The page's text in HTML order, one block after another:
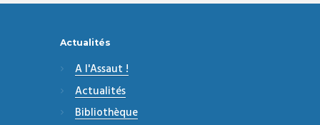
Actualités
A l'Assaut !
Actualités
Bibliothèque